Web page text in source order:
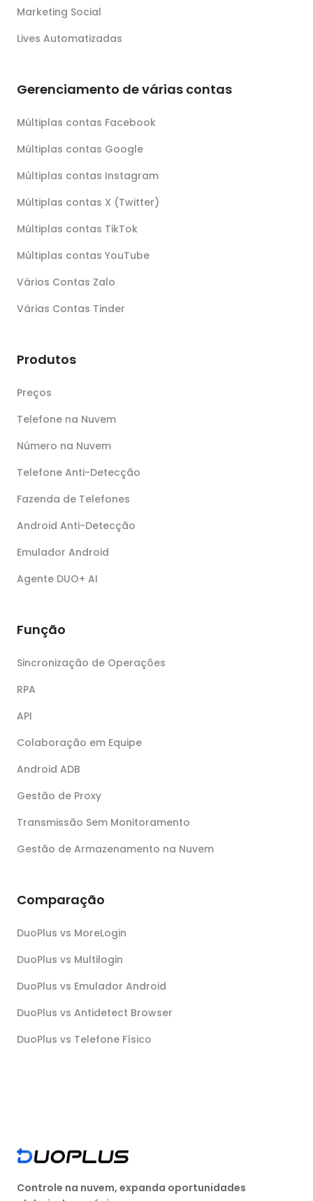
Marketing Social
Lives Automatizadas
Gerenciamento de várias contas
Múltiplas contas Facebook
Múltiplas contas Google
Múltiplas contas Instagram
Múltiplas contas X (Twitter)
Múltiplas contas TikTok
Múltiplas contas YouTube
Vários Contas Zalo
Várias Contas Tinder
Produtos
Preços
Telefone na Nuvem
Número na Nuvem
Telefone Anti-Detecção
Fazenda de Telefones
Android Anti-Detecção
Emulador Android
Agente DUO+ AI
Função
Sincronização de Operações
RPA
API
Colaboração em Equipe
Android ADB
Gestão de Proxy
Transmissão Sem Monitoramento
Gestão de Armazenamento na Nuvem
Comparação
DuoPlus vs MoreLogin
DuoPlus vs Multilogin
DuoPlus vs Emulador Android
DuoPlus vs Antidetect Browser
DuoPlus vs Telefone Físico
Controle na nuvem, expanda oportunidades